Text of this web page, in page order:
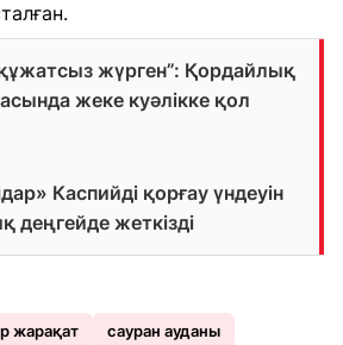
жүрген”: Қордайлық
жеке куәлікке қол
Каспийді қорғау үндеуін
деңгейде жеткізді
жарақат
сауран ауданы